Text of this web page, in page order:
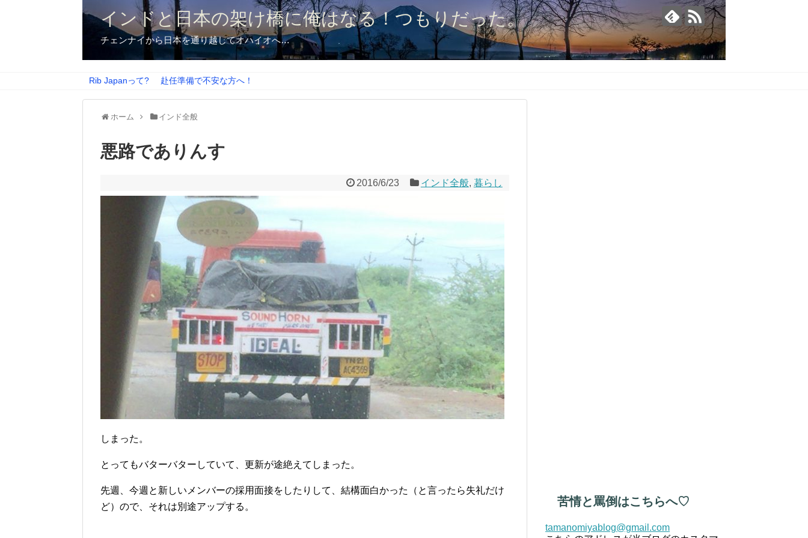
インドと日本の架け橋に俺はなる！つもりだった。
チェンナイから日本を通り越してオハイオへ…
Rib Japanって? 赴任準備で不安な方へ！
ホーム インド全般
悪路でありんす
2016/6/23 インド全般, 暮らし
しまった。
とってもバターバターしていて、更新が途絶えてしまった。
先週、今週と新しいメンバーの採用面接をしたりして、結構面白かった（と言ったら失礼だけ
ど）ので、それは別途アップする。
苦情と罵倒はこちらへ♡
tamanomiyablog@gmail.com